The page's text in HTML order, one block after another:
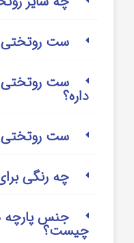
ست روتختی
ست روتختی
داره؟
ست روتختی
چه رنگی
جنس پارچه
چیست؟